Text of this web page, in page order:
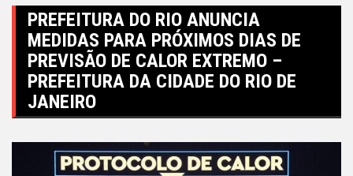
PREFEITURA DO RIO ANUNCIA
MEDIDAS PARA PRÓXIMOS DIAS DE
PREVISÃO DE CALOR EXTREMO –
PREFEITURA DA CIDADE DO RIO DE
JANEIRO